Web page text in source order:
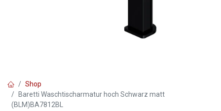
Shop
Baretti Waschtischarmatur hoch Schwarz matt
(BLM)BA7812BL